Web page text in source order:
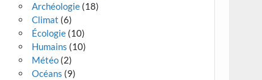
Archéologie (18)
Climat (6)
Écologie (10)
Humains (10)
Météo (2)
Océans (9)